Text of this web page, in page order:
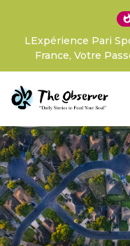
LExpérience Pari
France, Votre